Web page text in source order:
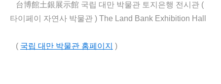
台博館土銀展示館 국립 대만 박물관 토지은행 전시관 (
타이페이 자연사 박물관 ) The Land Bank Exhibition Hall
( 국립 대만 박물관 홈페이지 )